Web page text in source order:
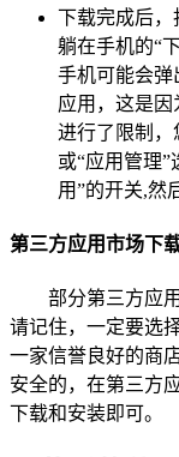
下载完成后，
躺在手机的“
手机可能会弹
应用，这是
进行了限制，
或“应用管理
用”的开关,然
第三方应用市场下
部分第三方应
请记住，一定要选
一家信誉良好的商
安全的，在第三方
下载和安装即可。